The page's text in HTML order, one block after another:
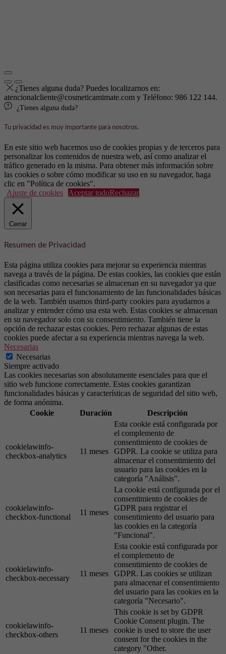
¿Tienes alguna duda? Puedes localizarnos en:
atencionalcliente@cosmeticamimate.com y Teléfono: 986 122 144.
¿Tienes alguna duda?
Tu privacidad es muy importante para nosotros.
En este sitio web hacemos uso de cookies propias y de terceros para
personalizar los contenidos de nuestra web, así como analizar el
tráfico generado en la misma. Para obtener más información sobre
las cookies o sobre cómo modificar su uso en su navegador, haga
clic en "Política de cookies".
Ajuste de cookies
Aceptar todoRechazar
Cerrar
Resumen de Privacidad
Esta página utiliza cookies para mejorar su experiencia mientras
navega a través de la página. De estas cookies, las cookies que están
clasificadas como necesarias se almacenan en su navegador ya que
son necesarias para el funcionamiento de las funcionalidades básicas
de la web. También usamos third-party cookies para ayudarnos a
analizar y entender cómo usa esta web. Estas cookies se almacenan
en su navegador solo con su consentimiento. También tiene la
opción de rechazar estas cookies. Pero rechazar algunas de estas
cookies puede afectar a su experiencia mientras navega la web.
Necesarias
Necesarias
Siempre activado
Las cookies necesarias son absolutamente esenciales para que el
sitio web funcione correctamente. Estas cookies garantizan
funcionalidades básicas y características de seguridad del sitio web,
de forma anónima.
Cookie
Duración Descripción
cookielawinfo-
checkbox-analytics
11 meses
Esta cookie está configurada por
el complemento de
consentimiento de cookies de
GDPR. La cookie se utiliza para
almacenar el consentimiento del
usuario para las cookies en la
categoría "Análisis".
cookielawinfo-
checkbox-functional
11 meses
La cookie está configurada por el
consentimiento de cookies de
GDPR para registrar el
consentimiento del usuario para
las cookies en la categoría
"Funcional".
cookielawinfo-
checkbox-necessary
11 meses
Esta cookie está configurada por
el complemento de
consentimiento de cookies de
GDPR. Las cookies se utilizan
para almacenar el consentimiento
del usuario para las cookies en la
categoría "Necesario".
cookielawinfo-
checkbox-others
11 meses
This cookie is set by GDPR
Cookie Consent plugin. The
cookie is used to store the user
consent for the cookies in the
category "Other.